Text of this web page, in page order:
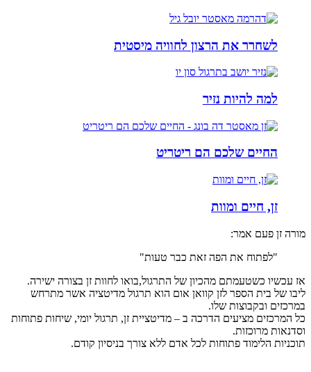
לשחרר את הרצון לחוויה מיסטית
למה להיות נזיר
החיים שלכם הם ריטריט
זן, חיים ומוות
מורה זן פעם אמר:
"לפתוח את הפה זאת כבר טעות"
אז עכשיו כשטעמתם מהכיון של התרגול,בואו לחוות זן בצורה ישירה.
ליבו של בית הספר לזן קוואן אום הוא תרגול מדיטציה אשר מתרחש
במרכזים ובקבוצות שלו.
כל המרכזים מציעים הדרכה ב – מדיטציית זן, תרגול יומי, שיחות פתוחות
וסדנאות מרוכזות.
תוכניות הלימוד פתוחות לכל אדם ללא צורך בניסיון קודם.